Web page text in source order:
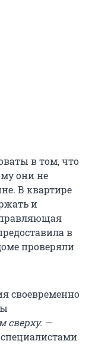
в том, что
они не
В квартире
и
в
проверяли
своевременно
сверху. —